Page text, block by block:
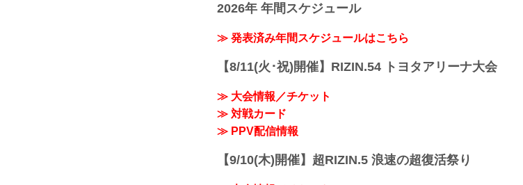
2026年 年間スケジュール
≫ 発表済み年間スケジュールはこちら
【8/11(火･祝)開催】RIZIN.54 トヨタアリーナ大会
≫ 大会情報／チケット
≫ 対戦カード
≫ PPV配信情報
【9/10(木)開催】超RIZIN.5 浪速の超復活祭り